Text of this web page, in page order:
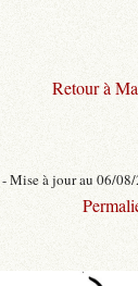
Retour à
- Mise à jour au 06/